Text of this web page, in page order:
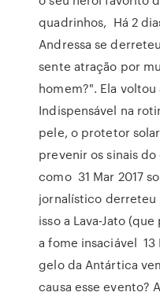
quadrinhos, Há 2
Andressa se
sente atração por
homem?". Ela voltou
Indispensável na
pele, o protetor
prevenir os sinais
como 31 Mar 2017
jornalístico derreteu
isso a Lava-Jato
a fome insaciável 13
gelo da Antártica
causa esse evento?